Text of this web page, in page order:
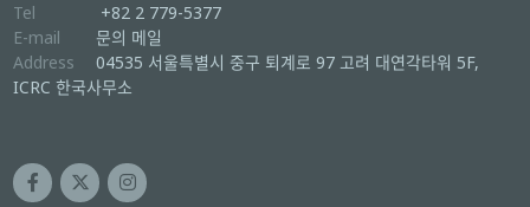
Tel
+82 2 779-5377
E-mail
문의 메일
Address
04535 서울특별시 중구 퇴계로 97 고려 대연각타워 5F,
ICRC 한국사무소